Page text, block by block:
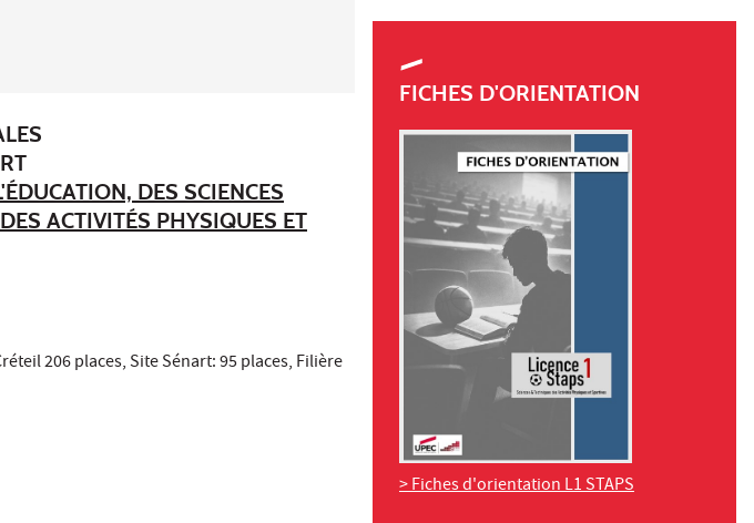
DES SCIENCES
ACTIVITÉS PHYSIQUES ET
206 places, Site Sénart: 95 places, Filière
FICHES D'ORIENTATION
> Fiches d'orientation L1 STAPS